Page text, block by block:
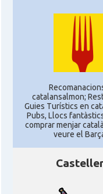
catalansalmon;
Guies Turístics en
Pubs, Llocs
comprar menjar
veure el